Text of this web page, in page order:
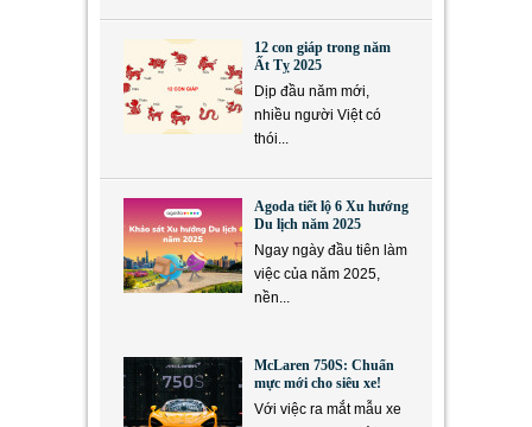
12 con giáp trong năm
Ất Tỵ 2025
Dịp đầu năm mới,
nhiều người Việt có
thói...
Agoda tiết lộ 6 Xu hướng
Du lịch năm 2025
Ngay ngày đầu tiên làm
việc của năm 2025,
nền...
McLaren 750S: Chuẩn
mực mới cho siêu xe!
Với việc ra mắt mẫu xe